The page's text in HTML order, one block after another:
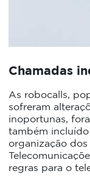
Chamadas
As robocalls,
sofreram
inoportunas,
também
organização
regras para o